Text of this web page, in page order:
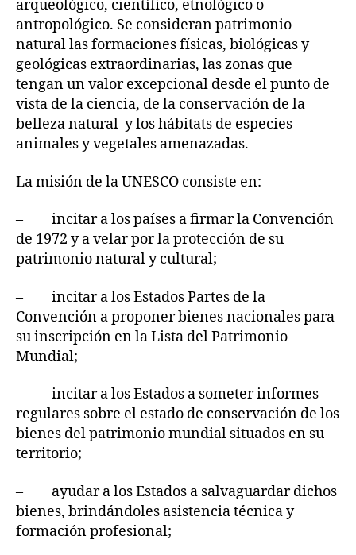
arqueológico, científico, etnológico o
antropológico. Se consideran patrimonio
natural las formaciones físicas, biológicas y
geológicas extraordinarias, las zonas que
tengan un valor excepcional desde el punto de
vista de la ciencia, de la conservación de la
belleza natural y los hábitats de especies
animales y vegetales amenazadas.
La misión de la UNESCO consiste en:
– incitar a los países a firmar la Convención
de 1972 y a velar por la protección de su
patrimonio natural y cultural;
– incitar a los Estados Partes de la
Convención a proponer bienes nacionales para
su inscripción en la Lista del Patrimonio
Mundial;
– incitar a los Estados a someter informes
regulares sobre el estado de conservación de los
bienes del patrimonio mundial situados en su
territorio;
– ayudar a los Estados a salvaguardar dichos
bienes, brindándoles asistencia técnica y
formación profesional;